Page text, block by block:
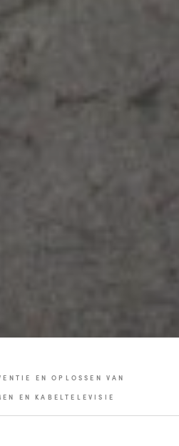
EN OPLOSSEN VAN
EN KABELTELEVISIE